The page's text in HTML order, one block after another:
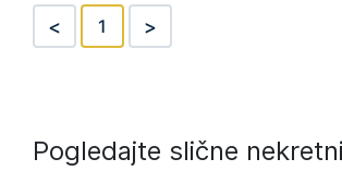
< 1 >
Pogledajte slične